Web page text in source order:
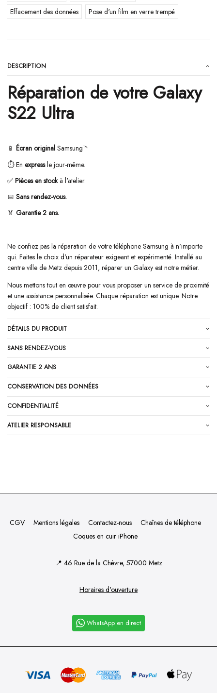
Effacement des données
Pose d'un film en verre trempé
DESCRIPTION
Réparation de votre Galaxy
S22 Ultra
📱 Écran original Samsung™
⏱️En expressle jour-même.
✅ Pièces en stockà l'atelier.
📅 Sans rendez-vous.
🏅 Garantie 2 ans.
Ne confiez pas la réparation de votre téléphone Samsung à n'importe
qui. Faites le choix d'un réparateur exigeant et expérimenté. Installé au
centre ville de Metz depuis 2011, réparer un Galaxy est notre métier.
Nous mettons tout en œuvre pour vous proposer un service de proximité
et une assistance personnalisée. Chaque réparation est unique. Notre
objectif : 100% de client satisfait.
DÉTAILS DU PRODUIT
SANS RENDEZ-VOUS
GARANTIE 2 ANS
CONSERVATION DES DONNÉES
CONFIDENTIALITÉ
ATELIER RESPONSABLE
CGV Mentions légales Contactez-nous
Chaînes de téléphone
Coques en cuir iPhone
📍 46 Rue de la Chèvre, 57000 Metz
Horaires d'ouverture
WhatsApp en direct